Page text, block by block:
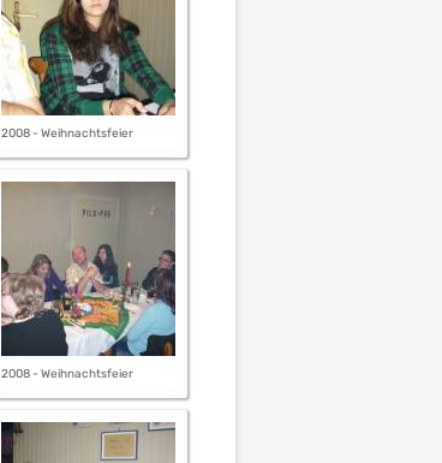
2008 - Weihnachtsfeier
2008 - Weihnachtsfeier